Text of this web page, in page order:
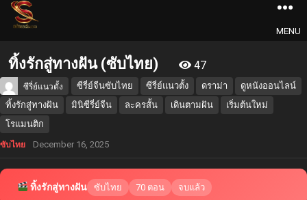
MENU
ทิ้งรักสู่ทางฝัน (ซับไทย) 47
ซีรี่ย์แนวตั้ง ซีรี่ย์จีนซับไทย ซีรี่ย์แนวตั้ง ดราม่า
ดูหนังออนไลน์
ทิ้งรักสู่ทางฝัน
มินิซีรี่ย์จีน ละครสั้น เดินตามฝัน
เริ่มต้นใหม่
โรแมนติก
ซับไทย December 16, 2025
ทิ้งรักสู่ทางฝัน ซับไทย 70 ตอน จบแล้ว